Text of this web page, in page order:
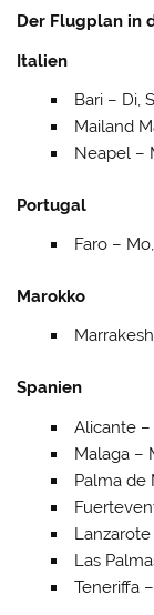
Der Flugplan in
Italien
Bari – Di,
Mailand
Neapel –
Portugal
Faro –
Marokko
Spanien
Alicante –
Malaga –
Palma de
Lanzarote
Las
Teneriffa